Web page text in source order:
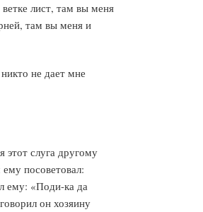
лист, там вы меня
там вы меня и
не дает мне
этот слуга другому
посоветовал:
ему: «Поди-ка да
он хозяину